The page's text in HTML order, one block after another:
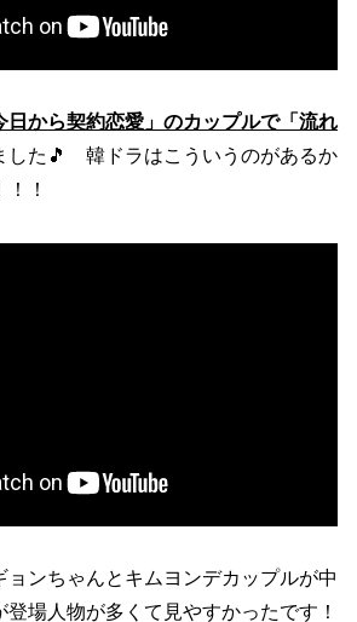
日から契約恋愛」のカップルで「流れ
した🎵 韓ドラはこういうのがあるか
！
ョンちゃんとキムヨンデカップルが中
場人物が多くて見やすかったです！